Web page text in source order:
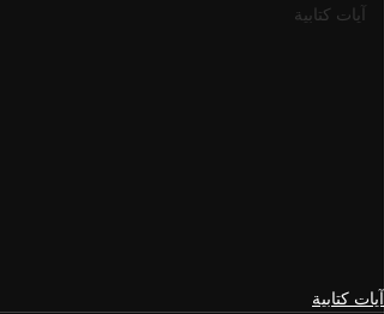
آيات كتابية
آيات كتابية